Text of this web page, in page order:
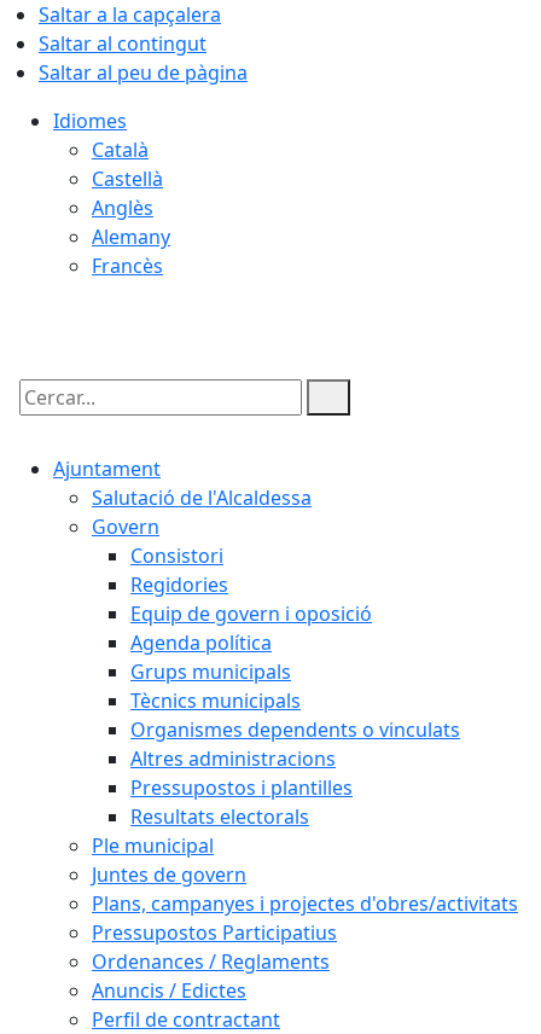
Saltar a la capçalera
Saltar al contingut
Saltar al peu de pàgina
Idiomes
Català
Castellà
Anglès
Alemany
Francès
Cercar:
Ajuntament
Salutació de l'Alcaldessa
Govern
Consistori
Regidories
Equip de govern i oposició
Agenda política
Grups municipals
Tècnics municipals
Organismes dependents o vinculats
Altres administracions
Pressupostos i plantilles
Resultats electorals
Ple municipal
Juntes de govern
Plans, campanyes i projectes d'obres/activitats
Pressupostos Participatius
Ordenances / Reglaments
Anuncis / Edictes
Perfil de contractant